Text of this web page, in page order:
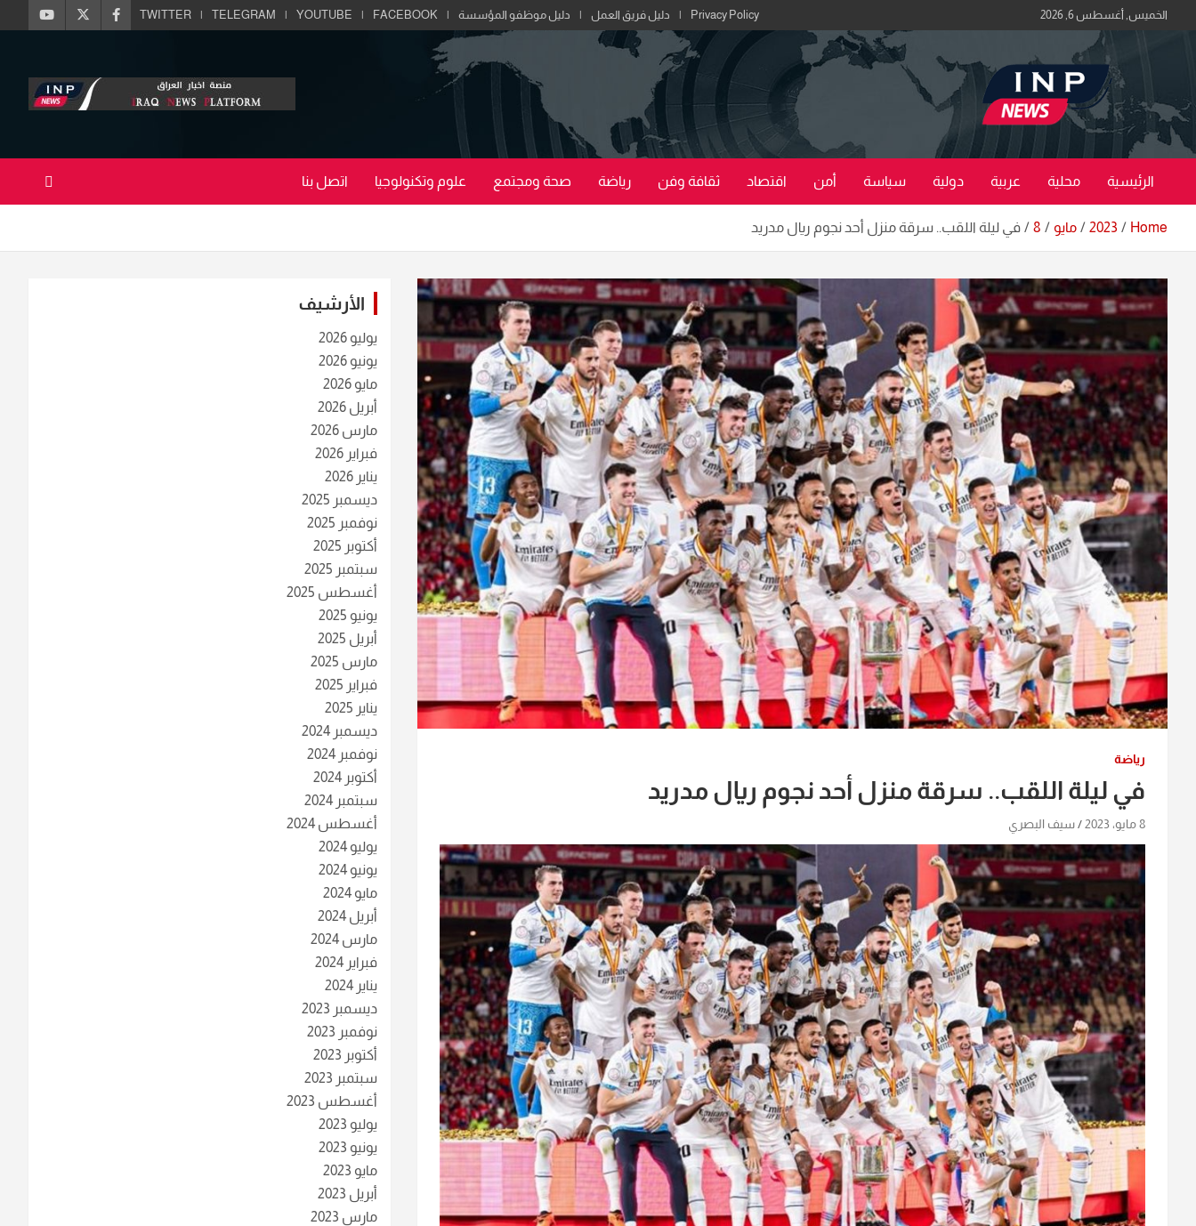
الخميس, أغسطس 6, 2026 Privacy Policy دليل فريق العمل دليل موظفو المؤسسة FACEBOOK
YOUTUBE
TELEGRAM
TWITTER
منصة اخبار العراق
اكبر منصة خبرية في العراق | #الحقيقة_اولاً
الرئيسية محلية عربية دولية سياسة أمن اقتصاد ثقافة وفن رياضة صحة ومجتمع علوم وتكنولوجيا اتصل بنا
Home
2023 مايو 8 في ليلة اللقب.. سرقة منزل أحد نجوم ريال مدريد
رياضة
في ليلة اللقب.. سرقة منزل أحد نجوم ريال مدريد
8 مايو، 2023 سيف البصري
الأرشيف
يوليو 2026
يونيو 2026
مايو 2026
أبريل 2026
مارس 2026
فبراير 2026
يناير 2026
ديسمبر 2025
نوفمبر 2025
أكتوبر 2025
سبتمبر 2025
أغسطس 2025
يونيو 2025
أبريل 2025
مارس 2025
فبراير 2025
يناير 2025
ديسمبر 2024
نوفمبر 2024
أكتوبر 2024
سبتمبر 2024
أغسطس 2024
يوليو 2024
يونيو 2024
مايو 2024
أبريل 2024
مارس 2024
فبراير 2024
يناير 2024
ديسمبر 2023
نوفمبر 2023
أكتوبر 2023
سبتمبر 2023
أغسطس 2023
يوليو 2023
يونيو 2023
مايو 2023
أبريل 2023
مارس 2023